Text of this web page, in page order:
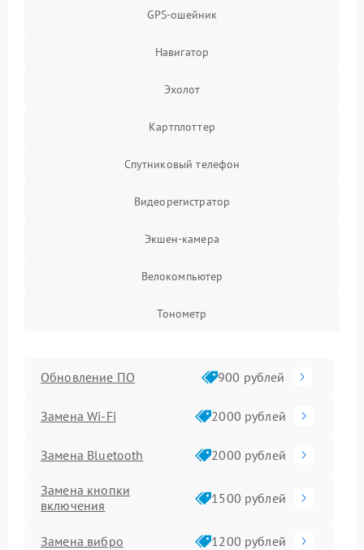
GPS-ошейник
Навигатор
Эхолот
Картплоттер
Спутниковый телефон
Видеорегистратор
Экшен-камера
Велокомпьютер
Тонометр
Обновление ПО 900 рублей
Замена Wi-Fi 2000 рублей
Замена Bluetooth 2000 рублей
Замена кнопки
включения
1500 рублей
Замена вибро 1200 рублей